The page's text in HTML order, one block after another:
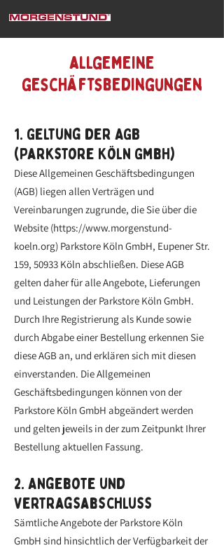
allgemeine
geschäftsbedingungen
1. Geltung der AGB
(Parkstore Köln GmbH)
Diese Allgemeinen Geschäftsbedingungen
(AGB) liegen allen Verträgen und
Vereinbarungen zugrunde, die Sie über die
Website (https://www.morgenstund-
koeln.org) Parkstore Köln GmbH, Eupener Str.
159, 50933 Köln abschließen. Diese AGB
gelten daher für alle Angebote, Lieferungen
und Leistungen der Parkstore Köln GmbH.
Durch Ihre Registrierung als Kunde sowie
durch Abgabe einer Bestellung erkennen Sie
diese AGB an, und erklären sich mit diesen
einverstanden. Die Allgemeinen
Geschäftsbedingungen können von der
Parkstore Köln GmbH abgeändert werden
und gelten jeweils in der zum Zeitpunkt Ihrer
Bestellung aktuellen Fassung.
2. Angebote und
Vertragsabschluss
Sämtliche Angebote der Parkstore Köln
GmbH sind hinsichtlich der Verfügbarkeit der